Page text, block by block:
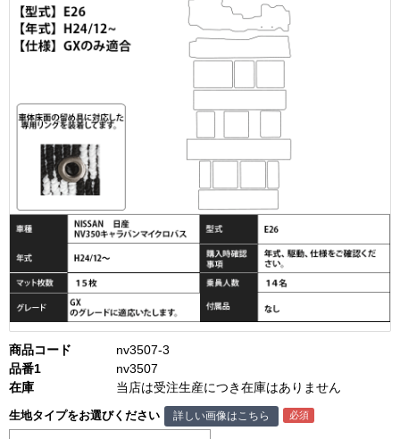
商品コード
nv3507-3
品番1
nv3507
在庫
当店は受注生産につき在庫はありません
生地タイプをお選びください 詳しい画像はこちら